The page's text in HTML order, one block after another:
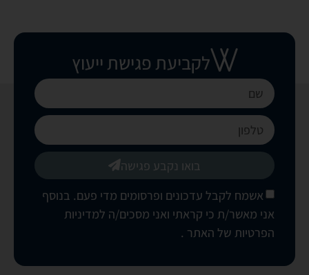
לקביעת פגישת ייעוץ
אשמח לקבל עדכונים ופרסומים מדי פעם. בנוסף
אני מאשר/ת כי קראתי ואני מסכים/ה למדיניות
הפרטיות של האתר .
בואו נקבע פגישה